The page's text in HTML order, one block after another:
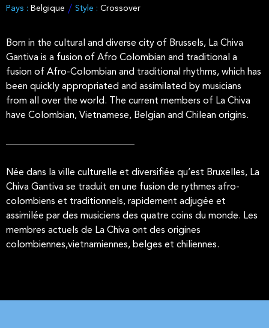
Pays : Belgique Style : Crossover
Born in the cultural and diverse city of Brussels, La Chiva
Gantiva is a fusion of Afro Colombian and traditional a
fusion of Afro-Colombian and traditional rhythms, which has
been quickly appropriated and assimilated by musicians
from all over the world. The current members of La Chiva
have Colombian, Vietnamese, Belgian and Chilean origins.
Née dans la ville culturelle et diversifiée qu’est Bruxelles, La
Chiva Gantiva se traduit en une fusion de rythmes afro-
colombiens et traditionnels, rapidement adjugée et
assimilée par des musiciens des quatre coins du monde. Les
membres actuels de La Chiva ont des origines
colombiennes,vietnamiennes, belges et chiliennes.